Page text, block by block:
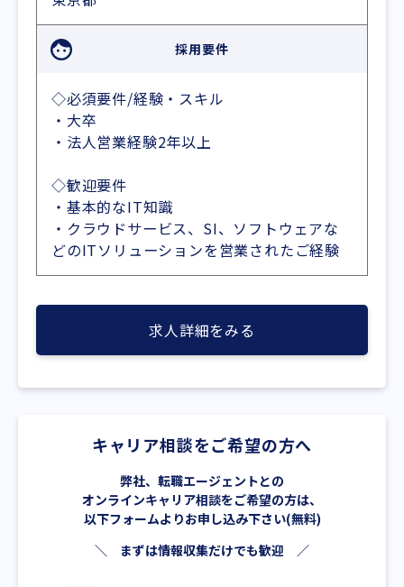
採用要件
◇必須要件/経験・スキル
・大卒
・法人営業経験2年以上
◇歓迎要件
・基本的なIT知識
・クラウドサービス、SI、ソフトウェアな
どのITソリューションを営業されたご経験
求人詳細をみる
キャリア相談をご希望の方へ
弊社、転職エージェントとの
オンラインキャリア相談をご希望の方は、
以下フォームよりお申し込み下さい(無料)
＼ まずは情報収集だけでも歓迎 ／